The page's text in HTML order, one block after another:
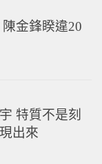
金鋒睽違20
特質不是刻
出來